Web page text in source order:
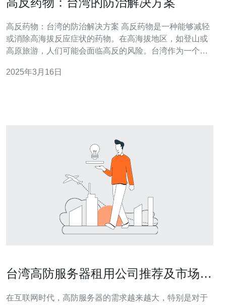
高反药物：台湾的防治解决方案 高反药物是一种能够减轻
或消除高海拔反应症状的药物。在高海拔地区，如登山或
高原旅游，人们可能会面临高反的风险。台湾作为一个拥
取得了显著成果。 台湾在高反药物研发方面投入了大量的
2025年3月16日
台湾高防服务器租用公司推荐及市场分
在互联网时代，高防服务器的需求越来越大，特别是对于